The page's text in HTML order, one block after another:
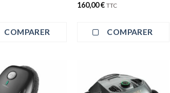
COMPARER
160,00€ TTC
COMPARER